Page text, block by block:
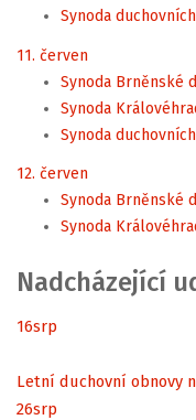
Synoda
11. červen
Synoda Brněnské
Synoda
Synoda
12. červen
Synoda Brněnské
Synoda
Nadcházející
16srp
Letní duchovní obnovy
26srp